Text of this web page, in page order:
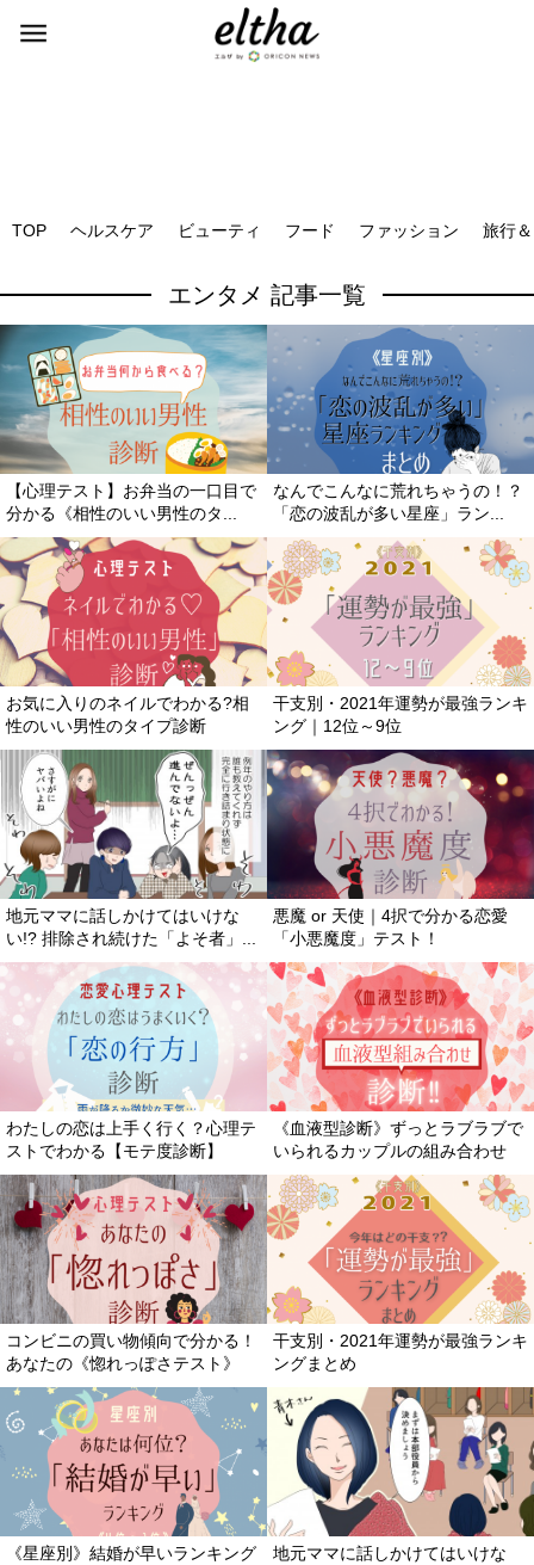
TOP ヘルスケア ビューティ フード ファッション 旅行
エンタメ 記事一覧
【心理テスト】お弁当の一口目で
分かる《相性のいい男性のタ...
なんでこんなに荒れちゃうの！？
「恋の波乱が多い星座」ラン...
お気に入りのネイルでわかる?相
性のいい男性のタイプ診断
干支別・2021年運勢が最強ランキ
ング｜12位～9位
地元ママに話しかけてはいけな
い!? 排除され続けた「よそ者」...
悪魔 or 天使｜4択で分かる恋愛
「小悪魔度」テスト！
わたしの恋は上手く行く？心理テ
ストでわかる【モテ度診断】
《血液型診断》ずっとラブラブで
いられるカップルの組み合わせ
コンビニの買い物傾向で分かる！
あなたの《惚れっぽさテスト》
干支別・2021年運勢が最強ランキ
ングまとめ
《星座別》結婚が早いランキング
地元ママに話しかけてはいけな